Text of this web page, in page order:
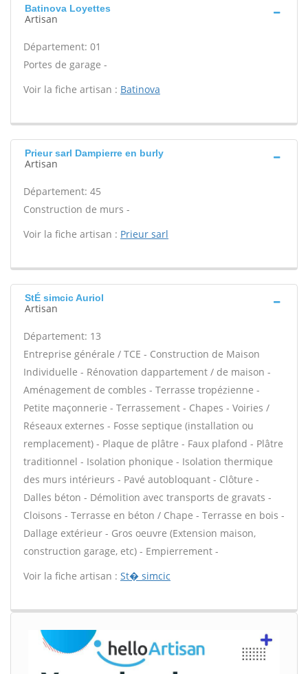
Batinova Loyettes
Artisan
Département: 01
Portes de garage -
Voir la fiche artisan : Batinova
Prieur sarl Dampierre en burly
Artisan
Département: 45
Construction de murs -
Voir la fiche artisan : Prieur sarl
StÉ simcic Auriol
Artisan
Département: 13
Entreprise générale / TCE - Construction de Maison
Individuelle - Rénovation dappartement / de maison -
Aménagement de combles - Terrasse tropézienne -
Petite maçonnerie - Terrassement - Chapes - Voiries /
Réseaux externes - Fosse septique (installation ou
remplacement) - Plaque de plâtre - Faux plafond - Plâtre
traditionnel - Isolation phonique - Isolation thermique
des murs intérieurs - Pavé autobloquant - Clôture -
Dalles béton - Démolition avec transports de gravats -
Cloisons - Terrasse en béton / Chape - Terrasse en bois -
Dallage extérieur - Gros oeuvre (Extension maison,
construction garage, etc) - Empierrement -
Voir la fiche artisan : St� simcic